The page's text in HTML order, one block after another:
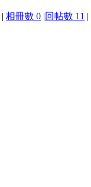
| 相冊數 0 |回帖數 11 |